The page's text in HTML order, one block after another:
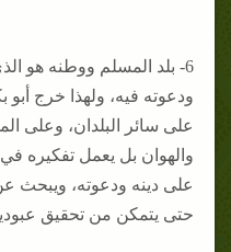
6- بلد المسلم ووطنه هو
ودعوته فيه، ولهذا خرج
على سائر البلدان، وعلى
والهوان بل يعمل تفكيره
على دينه ودعوته، ويبحث
حتى يتمكن من تحقيق